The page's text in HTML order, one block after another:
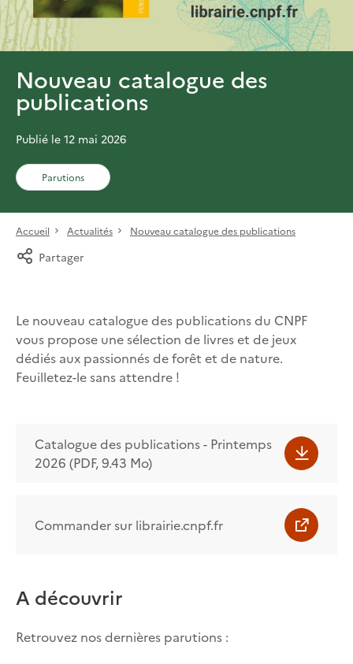
Nouveau catalogue des
publications
Publié le 12 mai 2026
Parutions
Accueil Actualités Nouveau catalogue des publications
Partager
Le nouveau catalogue des publications du CNPF
vous propose une sélection de livres et de jeux
dédiés aux passionnés de forêt et de nature.
Feuilletez-le sans attendre !
Catalogue des publications - Printemps
2026 (PDF, 9.43 Mo)
Commander sur librairie.cnpf.fr
A découvrir
Retrouvez nos dernières parutions :